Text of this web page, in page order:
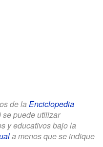
de la Enciclopedia
puede utilizar
y educativos bajo la
a menos que se indique